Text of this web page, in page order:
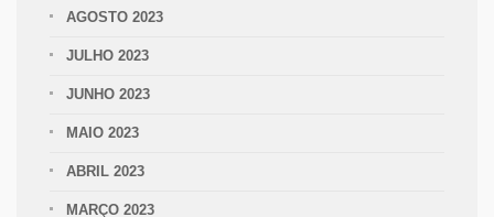
AGOSTO 2023
JULHO 2023
JUNHO 2023
MAIO 2023
ABRIL 2023
MARÇO 2023